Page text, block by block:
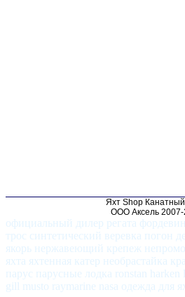
Яхт Shop
ООО Аксель
официальный дилер регата
трос синтетический веревка погон
якорь нержавеющий крепеж
яхта яхтенная катер необрастайка
парус парусные лодка ronstan
gill musto raymarine nasa одежда для